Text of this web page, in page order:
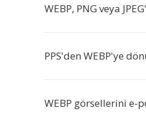
WEBP, PNG veya
PPS'den WEBP'ye
WEBP görsellerini